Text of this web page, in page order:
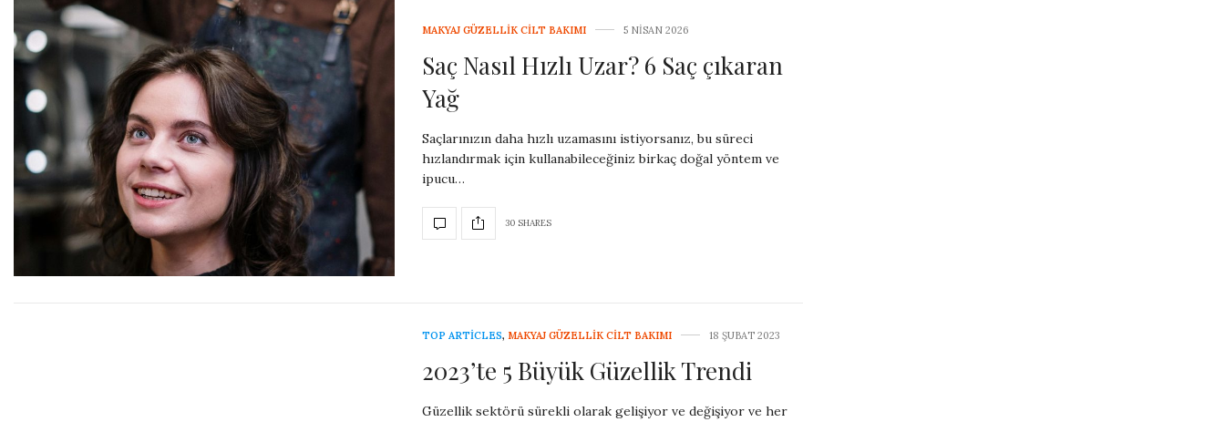
MAKYAJ GÜZELLIK CILT BAKIMI 5 NISAN 2026
Saç Nasıl Hızlı Uzar? 6 Saç çıkaran
Yağ
Saçlarınızın daha hızlı uzamasını istiyorsanız, bu süreci
hızlandırmak için kullanabileceğiniz birkaç doğal yöntem ve
ipucu…
30 SHARES
TOP ARTICLES, MAKYAJ GÜZELLIK CILT BAKIMI 18 ŞUBAT 2023
2023’te 5 Büyük Güzellik Trendi
Güzellik sektörü sürekli olarak gelişiyor ve değişiyor ve her